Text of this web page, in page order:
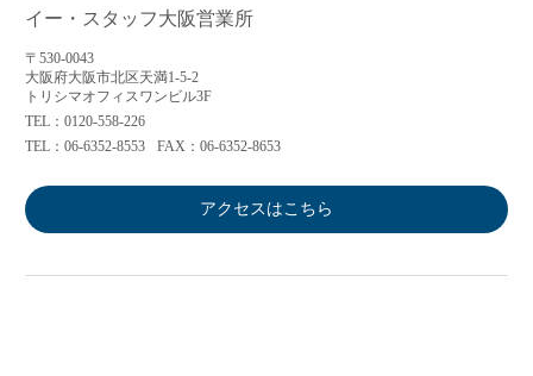
イー・スタッフ大阪営業所
〒530-0043
大阪府大阪市北区天満1-5-2
トリシマオフィスワンビル3F
TEL：0120-558-226
TEL：06-6352-8553
FAX：06-6352-8653
アクセスはこちら